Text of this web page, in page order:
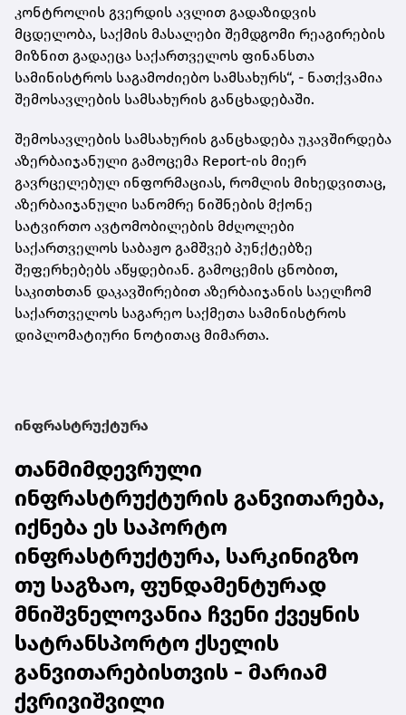
კონტროლის გვერდის ავლით გადაზიდვის
მცდელობა, საქმის მასალები შემდგომი რეაგირების
მიზნით გადაეცა საქართველოს ფინანსთა
სამინისტროს საგამოძიებო სამსახურს“, - ნათქვამია
შემოსავლების სამსახურის განცხადებაში.
შემოსავლების სამსახურის განცხადება უკავშირდება
აზერბაიჯანული გამოცემა Report-ის მიერ
გავრცელებულ ინფორმაციას, რომლის მიხედვითაც,
აზერბაიჯანული სანომრე ნიშნების მქონე
სატვირთო ავტომობილების მძღოლები
საქართველოს საბაჟო გამშვებ პუნქტებზე
შეფერხებებს აწყდებიან. გამოცემის ცნობით,
საკითხთან დაკავშირებით აზერბაიჯანის საელჩომ
საქართველოს საგარეო საქმეთა სამინისტროს
დიპლომატიური ნოტითაც მიმართა.
ინფრასტრუქტურა
თანმიმდევრული
ინფრასტრუქტურის განვითარება,
იქნება ეს საპორტო
ინფრასტრუქტურა, სარკინიგზო
თუ საგზაო, ფუნდამენტურად
მნიშვნელოვანია ჩვენი ქვეყნის
სატრანსპორტო ქსელის
განვითარებისთვის - მარიამ
ქვრივიშვილი